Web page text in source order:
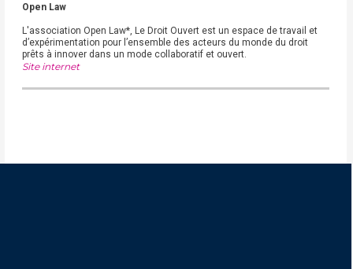
Open Law
L'association Open Law*, Le Droit Ouvert est un espace de travail et
d’expérimentation pour l’ensemble des acteurs du monde du droit
prêts à innover dans un mode collaboratif et ouvert.
Site internet